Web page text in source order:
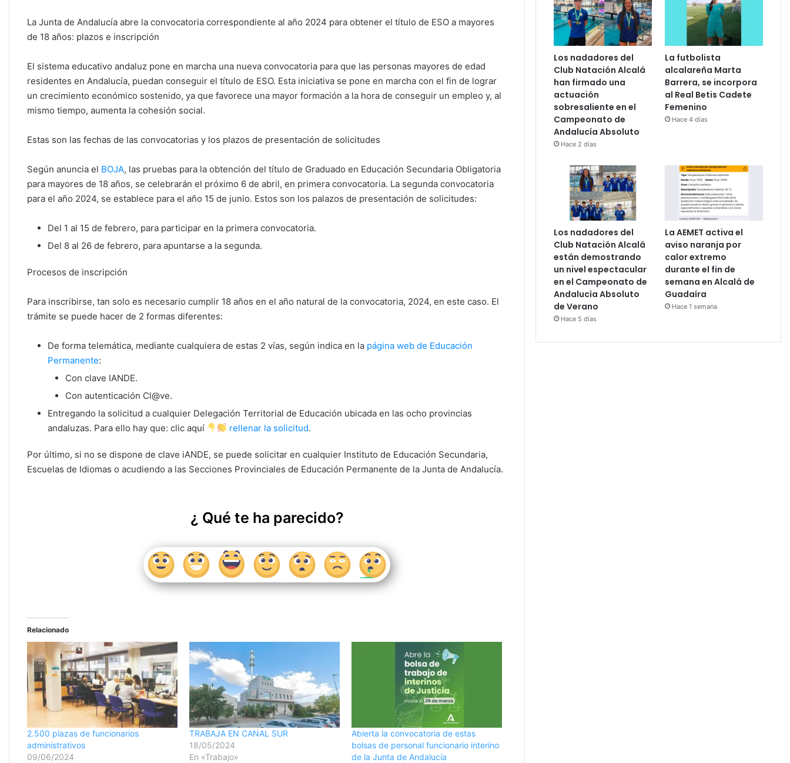
La Junta de Andalucía abre la convocatoria correspondiente al año 2024 para obtener el título de ESO a mayores
de 18 años: plazos e inscripción
El sistema educativo andaluz pone en marcha una nueva convocatoria para que las personas mayores de edad
residentes en Andalucía, puedan conseguir el título de ESO. Esta iniciativa se pone en marcha con el fin de lograr
un crecimiento económico sostenido, ya que favorece una mayor formación a la hora de conseguir un empleo y, al
mismo tiempo, aumenta la cohesión social.
Estas son las fechas de las convocatorias y los plazos de presentación de solicitudes
Según anuncia el BOJA, las pruebas para la obtención del título de Graduado en Educación Secundaria Obligatoria
para mayores de 18 años, se celebrarán el próximo 6 de abril, en primera convocatoria. La segunda convocatoria
para el año 2024, se establece para el año 15 de junio. Estos son los palazos de presentación de solicitudes:
Del 1 al 15 de febrero, para participar en la primera convocatoria.
Del 8 al 26 de febrero, para apuntarse a la segunda.
Procesos de inscripción
Para inscribirse, tan solo es necesario cumplir 18 años en el año natural de la convocatoria, 2024, en este caso. El
trámite se puede hacer de 2 formas diferentes:
De forma telemática, mediante cualquiera de estas 2 vías, según indica en la página web de Educación
Permanente:
Con clave IANDE.
Con autenticación Cl@ve.
Entregando la solicitud a cualquier Delegación Territorial de Educación ubicada en las ocho provincias
andaluzas. Para ello hay que: clic aquí
rellenar la solicitud.
Por último, si no se dispone de clave iANDE, se puede solicitar en cualquier Instituto de Educación Secundaria,
Escuelas de Idiomas o acudiendo a las Secciones Provinciales de Educación Permanente de la Junta de Andalucía.
¿ Qué te ha parecido?
Relacionado
2.500 plazas de funcionarios
administrativos
09/06/2024
TRABAJA EN CANAL SUR
18/05/2024
En «Trabajo»
Abierta la convocatoria de estas
bolsas de personal funcionario interino
de la Junta de Andalucía
Los nadadores del
Club Natación Alcalá
han firmado una
actuación
sobresaliente en el
Campeonato de
Andalucía Absoluto
Hace 2 días
La futbolista
alcalareña Marta
Barrera, se incorpora
al Real Betis Cadete
Femenino
Hace 4 días
Los nadadores del
Club Natación Alcalá
están demostrando
un nivel espectacular
en el Campeonato de
Andalucía Absoluto
de Verano
Hace 5 días
La AEMET activa el
aviso naranja por
calor extremo
durante el fin de
semana en Alcalá de
Guadaíra
Hace 1 semana